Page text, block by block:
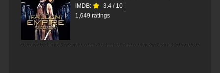
IMDB: 3.4 / 10 |
1,649 ratings